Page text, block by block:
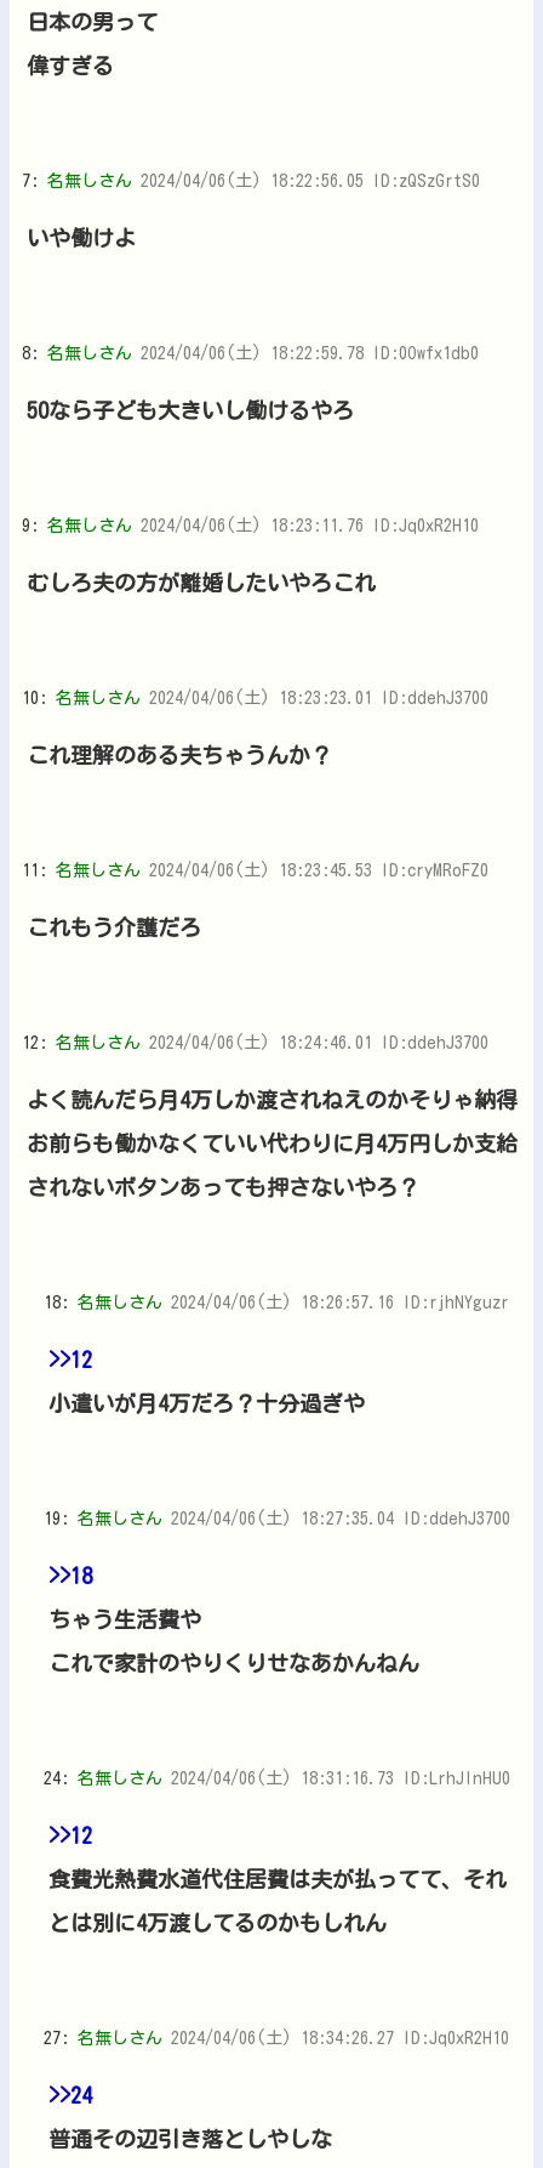
日本の男って
偉すぎる
7: 名無しさん 2024/04/06(土) 18:22:56.05 ID:zQSzGrtS0
いや働けよ
8: 名無しさん 2024/04/06(土) 18:22:59.78 ID:0Owfx1db0
50なら子ども大きいし働けるやろ
9: 名無しさん 2024/04/06(土) 18:23:11.76 ID:Jq0xR2H10
むしろ夫の方が離婚したいやろこれ
10: 名無しさん 2024/04/06(土) 18:23:23.01 ID:ddehJ3700
これ理解のある夫ちゃうんか？
11: 名無しさん 2024/04/06(土) 18:23:45.53 ID:cryMRoFZ0
これもう介護だろ
12: 名無しさん 2024/04/06(土) 18:24:46.01 ID:ddehJ3700
よく読んだら月4万しか渡されねえのかそりゃ納得
お前らも働かなくていい代わりに月4万円しか支給
されないボタンあっても押さないやろ？
18: 名無しさん 2024/04/06(土) 18:26:57.16 ID:rjhNYguzr
>>12
小遣いが月4万だろ？十分過ぎや
19: 名無しさん 2024/04/06(土) 18:27:35.04 ID:ddehJ3700
>>18
ちゃう生活費や
これで家計のやりくりせなあかんねん
24: 名無しさん 2024/04/06(土) 18:31:16.73 ID:LrhJlnHU0
>>12
食費光熱費水道代住居費は夫が払ってて、それ
とは別に4万渡してるのかもしれん
27: 名無しさん 2024/04/06(土) 18:34:26.27 ID:Jq0xR2H10
>>24
普通その辺引き落としやしな